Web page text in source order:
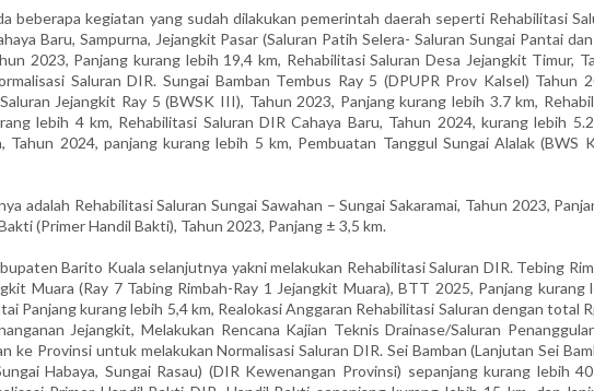
beberapa kegiatan yang sudah dilakukan pemerintah daerah seperti Rehabilitasi
Baru, Sampurna, Jejangkit Pasar (Saluran Patih Selera- Saluran Sungai Pantai
2023, Panjang kurang lebih 19,4 km, Rehabilitasi Saluran Desa Jejangkit Timur,
Saluran DIR. Sungai Bamban Tembus Ray 5 (DPUPR Prov Kalsel) Tahun
Jejangkit Ray 5 (BWSK III), Tahun 2023, Panjang kurang lebih 3.7 km,
lebih 4 km, Rehabilitasi Saluran DIR Cahaya Baru, Tahun 2024, kurang lebih
Tahun 2024, panjang kurang lebih 5 km, Pembuatan Tanggul Sungai Alalak (BWS
adalah Rehabilitasi Saluran Sungai Sawahan – Sungai Sakaramai, Tahun 2023,
(Primer Handil Bakti), Tahun 2023, Panjang ± 3,5 km.
Barito Kuala selanjutnya yakni melakukan Rehabilitasi Saluran DIR. Tebing
Muara (Ray 7 Tabing Rimbah-Ray 1 Jejangkit Muara), BTT 2025, Panjang kurang
Panjang kurang lebih 5,4 km, Realokasi Anggaran Rehabilitasi Saluran dengan total
Jejangkit, Melakukan Rencana Kajian Teknis Drainase/Saluran
ke Provinsi untuk melakukan Normalisasi Saluran DIR. Sei Bamban (Lanjutan Sei
Habaya, Sungai Rasau) (DIR Kewenangan Provinsi) sepanjang kurang lebih